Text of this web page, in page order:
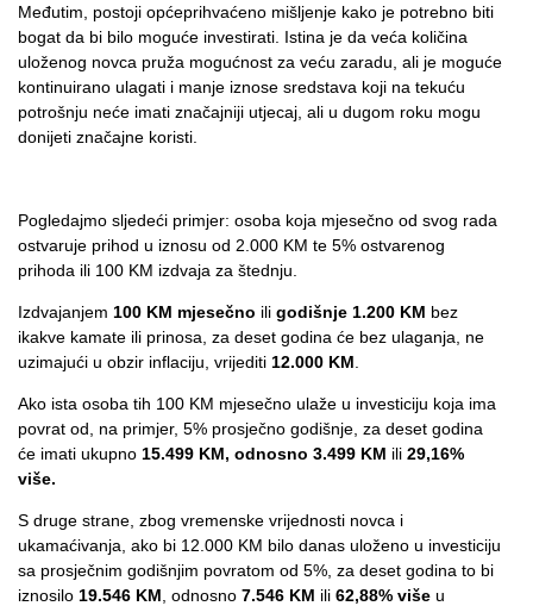
Međutim, postoji općeprihvaćeno mišljenje kako je potrebno biti
bogat da bi bilo moguće investirati. Istina je da veća količina
uloženog novca pruža mogućnost za veću zaradu, ali je moguće
kontinuirano ulagati i manje iznose sredstava koji na tekuću
potrošnju neće imati značajniji utjecaj, ali u dugom roku mogu
donijeti značajne koristi.
Pogledajmo sljedeći primjer: osoba koja mjesečno od svog rada
ostvaruje prihod u iznosu od 2.000 KM te 5% ostvarenog
prihoda ili 100 KM izdvaja za štednju.
Izdvajanjem 100 KM mjesečno ili godišnje 1.200 KM bez
ikakve kamate ili prinosa, za deset godina će bez ulaganja, ne
uzimajući u obzir inflaciju, vrijediti 12.000 KM
Ako ista osoba tih 100 KM mjesečno ulaže u investiciju koja ima
povrat od, na primjer, 5% prosječno godišnje, za deset godina
će imati ukupno 15.499 KM, odnosno 3.499 KM ili 29,16%
više.
S druge strane, zbog vremenske vrijednosti novca i
ukamaćivanja, ako bi 12.000 KM bilo danas uloženo u investiciju
sa prosječnim godišnjim povratom od 5%, za deset godina to bi
iznosilo 19.546 KM , odnosno 7.546 KM ili 62,88% više u